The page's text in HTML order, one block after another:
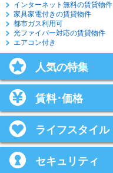
インターネット無料の賃貸物件
家具家電付きの賃貸物件
都市ガス利用可
光ファイバー対応の賃貸物件
エアコン付き
人気の特集
賃料･価格
ライフスタイル
セキュリティ